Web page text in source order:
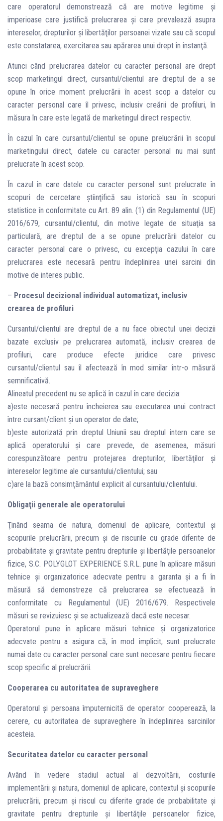
care operatorul demonstrează că are motive legitime şi
imperioase care justifică prelucrarea şi care prevalează asupra
intereselor, drepturilor şi libertăţilor persoanei vizate sau că scopul
este constatarea, exercitarea sau apărarea unui drept în instanţă.
Atunci când prelucrarea datelor cu caracter personal are drept
scop marketingul direct, cursantul/clientul are dreptul de a se
opune în orice moment prelucrării în acest scop a datelor cu
caracter personal care îl privesc, inclusiv creării de profiluri, în
măsura în care este legată de marketingul direct respectiv.
În cazul în care cursantul/clientul se opune prelucrării în scopul
marketingului direct, datele cu caracter personal nu mai sunt
prelucrate în acest scop.
În cazul în care datele cu caracter personal sunt prelucrate în
scopuri de cercetare ştiinţifică sau istorică sau în scopuri
statistice în conformitate cu Art. 89 alin. (1) din Regulamentul (UE)
2016/679, cursantul/clientul, din motive legate de situaţia sa
particulară, are dreptul de a se opune prelucrării datelor cu
caracter personal care o privesc, cu excepţia cazului în care
prelucrarea este necesară pentru îndeplinirea unei sarcini din
motive de interes public.
– Procesul decizional individual automatizat, inclusiv
crearea de profiluri
Cursantul/clientul are dreptul de a nu face obiectul unei decizii
bazate exclusiv pe prelucrarea automată, inclusiv crearea de
profiluri, care produce efecte juridice care privesc
cursantul/clientul sau îl afectează în mod similar într-o măsură
semnificativă.
Alineatul precedent nu se aplică în cazul în care decizia:
a)este necesară pentru încheierea sau executarea unui contract
între cursant/client şi un operator de date;
b)este autorizată prin dreptul Uniunii sau dreptul intern care se
aplică operatorului şi care prevede, de asemenea, măsuri
corespunzătoare pentru protejarea drepturilor, libertăţilor şi
intereselor legitime ale cursantului/clientului; sau
c)are la bază consimţământul explicit al cursantului/clientului.
Obligaţii generale ale operatorului
Ţinând seama de natura, domeniul de aplicare, contextul şi
scopurile prelucrării, precum şi de riscurile cu grade diferite de
probabilitate şi gravitate pentru drepturile şi libertăţile persoanelor
fizice, S.C. POLYGLOT EXPERIENCE S.R.L. pune în aplicare măsuri
tehnice şi organizatorice adecvate pentru a garanta şi a fi în
măsură să demonstreze că prelucrarea se efectuează în
conformitate cu Regulamentul (UE) 2016/679. Respectivele
măsuri se revizuiesc şi se actualizează dacă este necesar.
Operatorul pune în aplicare măsuri tehnice şi organizatorice
adecvate pentru a asigura că, în mod implicit, sunt prelucrate
numai date cu caracter personal care sunt necesare pentru fiecare
scop specific al prelucrării.
Cooperarea cu autoritatea de supraveghere
Operatorul şi persoana împuternicită de operator cooperează, la
cerere, cu autoritatea de supraveghere în îndeplinirea sarcinilor
acesteia.
Securitatea datelor cu caracter personal
Având în vedere stadiul actual al dezvoltării, costurile
implementării şi natura, domeniul de aplicare, contextul şi scopurile
prelucrării, precum şi riscul cu diferite grade de probabilitate şi
gravitate pentru drepturile şi libertăţile persoanelor fizice,